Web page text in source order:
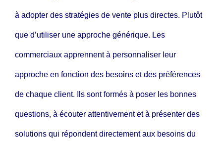
à adopter des stratégies de vente plus directes. Plutôt
que d’utiliser une approche générique. Les
commerciaux apprennent à personnaliser leur
approche en fonction des besoins et des préférences
de chaque client. Ils sont formés à poser les bonnes
questions, à écouter attentivement et à présenter des
solutions qui répondent directement aux besoins du